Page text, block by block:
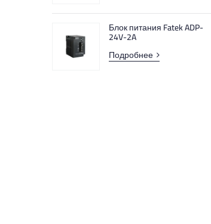
Аварийные выключатели
Блок питания Fatek ADP-
24V-2A
Подробнее